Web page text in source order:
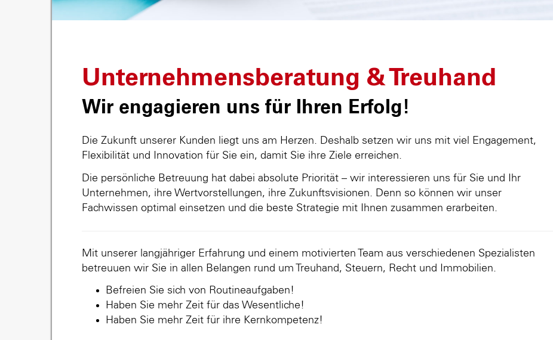
Unternehmensberatung & Treuhand
Wir engagieren uns für Ihren Erfolg!
Die Zukunft unserer Kunden liegt uns am Herzen. Deshalb setzen wir uns mit viel Engagement,
Flexibilität und Innovation für Sie ein, damit Sie ihre Ziele erreichen.
Die persönliche Betreuung hat dabei absolute Priorität – wir interessieren uns für Sie und Ihr
Unternehmen, ihre Wertvorstellungen, ihre Zukunftsvisionen. Denn so können wir unser
Fachwissen optimal einsetzen und die beste Strategie mit Ihnen zusammen erarbeiten.
Mit unserer langjähriger Erfahrung und einem motivierten Team aus verschiedenen Spezialisten
betreuuen wir Sie in allen Belangen rund um Treuhand, Steuern, Recht und Immobilien.
Befreien Sie sich von Routineaufgaben!
Haben Sie mehr Zeit für das Wesentliche!
Haben Sie mehr Zeit für ihre Kernkompetenz!